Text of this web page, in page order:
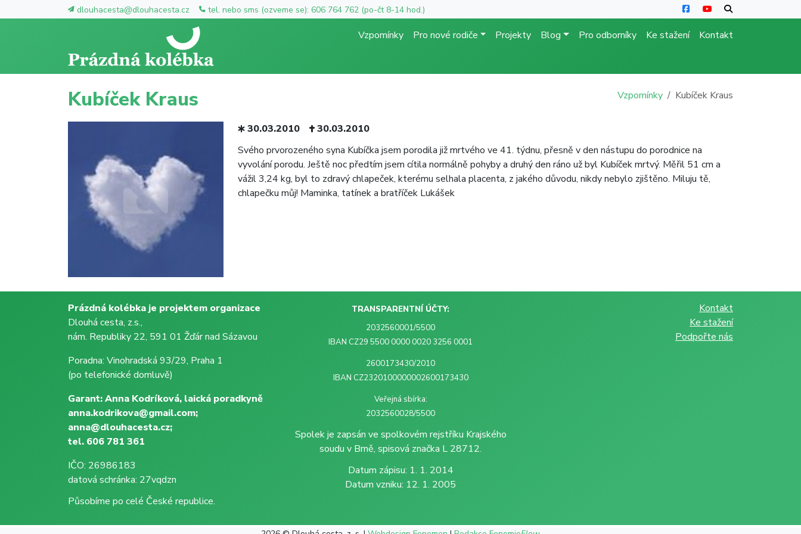
dlouhacesta@dlouhacesta.cz tel. nebo sms (ozveme se): 606 764 762 (po-čt 8-14 hod.)
Vzpomínky Pro nové rodiče Projekty Blog Pro odborníky Ke stažení Kontakt
Vzpomínky Kubíček Kraus
Kubíček Kraus
30.03.2010
30.03.2010
Svého prvorozeného syna Kubíčka jsem porodila již mrtvého ve 41. týdnu, přesně v den nástupu do porodnice na
vyvolání porodu. Ještě noc předtím jsem cítila normálně pohyby a druhý den ráno už byl Kubíček mrtvý. Měřil 51 cm a
vážil 3,24 kg, byl to zdravý chlapeček, kterému selhala placenta, z jakého důvodu, nikdy nebylo zjištěno. Miluju tě,
chlapečku můj! Maminka, tatínek a bratříček Lukášek
Prázdná kolébka je projektem organizace
Dlouhá cesta, z.s.,
nám. Republiky 22, 591 01 Žďár nad Sázavou
Poradna: Vinohradská 93/29, Praha 1
(po telefonické domluvě)
Garant: Anna Kodríková, laická poradkyně
anna.kodrikova@gmail.com;
anna@dlouhacesta.cz;
tel. 606 781 361
IČO: 26986183
datová schránka: 27vqdzn
Působíme po celé České republice.
TRANSPARENTNÍ ÚČTY:
2032560001/5500
IBAN CZ29 5500 0000 0020 3256 0001
2600173430/2010
IBAN CZ2320100000002600173430
Veřejná sbírka:
2032560028/5500
Spolek je zapsán ve spolkovém rejstříku Krajského
soudu v Brně, spisová značka L 28712.
Datum zápisu: 1. 1. 2014
Datum vzniku: 12. 1. 2005
Kontakt
Ke stažení
Podpořte nás